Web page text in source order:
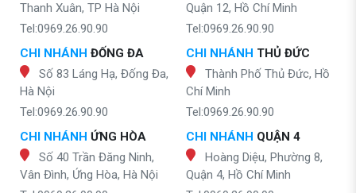
Thanh Xuân, TP Hà Nội
Tel:0969.26.90.90
CHI NHÁNH ĐỐNG ĐA
Số 83 Láng Hạ, Đống Đa,
Hà Nội
Tel:0969.26.90.90
CHI NHÁNH ỨNG HÒA
Số 40 Trần Đăng Ninh,
Vân Đình, Ứng Hòa, Hà Nội
Quận 12, Hồ Chí Minh
Tel:0969.26.90.90
CHI NHÁNH THỦ ĐỨC
Thành Phố Thủ Đức, Hồ
Chí Minh
Tel:0969.26.90.90
CHI NHÁNH QUẬN 4
Hoàng Diệu, Phường 8,
Quận 4, Hồ Chí Minh